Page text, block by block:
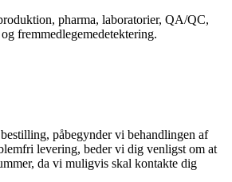
pharma, laboratorier, QA/QC,
fremmedlegemedetektering.
påbegynder vi behandlingen af
levering, beder vi dig venligst om at
da vi muligvis skal kontakte dig